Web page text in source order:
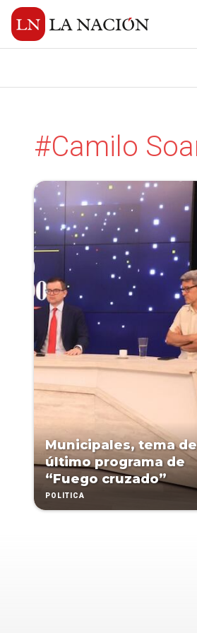
#Camilo
Municipales, tema de
último programa de
“Fuego cruzado”
POLÍTICA